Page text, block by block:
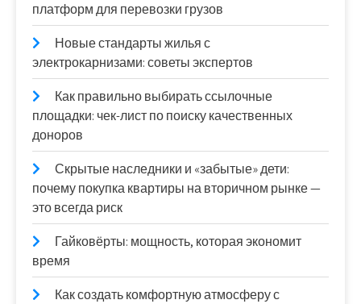
платформ для перевозки грузов
Новые стандарты жилья с
электрокарнизами: советы экспертов
Как правильно выбирать ссылочные
площадки: чек-лист по поиску качественных
доноров
Скрытые наследники и «забытые» дети:
почему покупка квартиры на вторичном рынке —
это всегда риск
Гайковёрты: мощность, которая экономит
время
Как создать комфортную атмосферу с